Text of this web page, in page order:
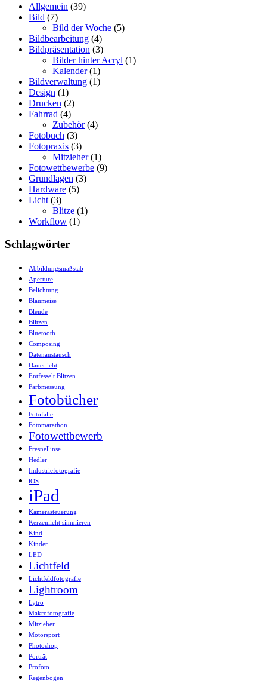
Allgemein (39)
Bild (7)
Bild der Woche (5)
Bildbearbeitung (4)
Bildpräsentation (3)
Bilder hinter Acryl (1)
Kalender(1)
Bildverwaltung (1)
Design (1)
Drucken (2)
Fahrrad (4)
Zubehör(4)
Fotobuch (3)
Fotopraxis (3)
Mitzieher(1)
Fotowettbewerbe (9)
Grundlagen (3)
Hardware (5)
Licht (3)
Blitze (1)
Workflow (1)
Schlagwörter
Abbildungsmaßstab
Aperture
Belichtung
Blaumeise
Blende
Blitzen
Bluetooth
Composing
Datenaustausch
Dauerlicht
Entfesselt Blitzen
Farbmessung
Fotobücher
Fotofalle
Fotomarathon
Fotowettbewerb
Fresnellinse
Hedler
Industriefotografie
iOS
iPad
Kamerasteuerung
Kerzenlicht simulieren
Kind
Kinder
LED
Lichtfeld
Lichtfeldfotografie
Lightroom
Lytro
Makrofotografie
Mitzieher
Motorsport
Photoshop
Porträt
Profoto
Regenbogen